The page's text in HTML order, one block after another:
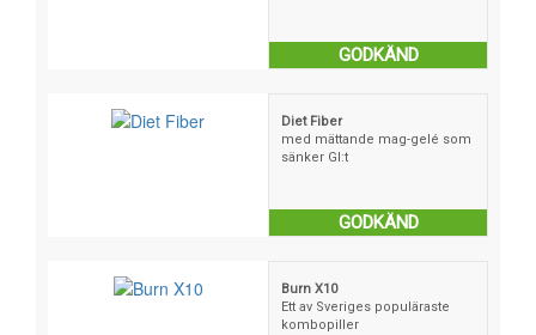
GODKÄND
Diet Fiber
med mättande mag-gelé som
sänker GI:t
GODKÄND
Burn X10
Ett av Sveriges populäraste
kombopiller